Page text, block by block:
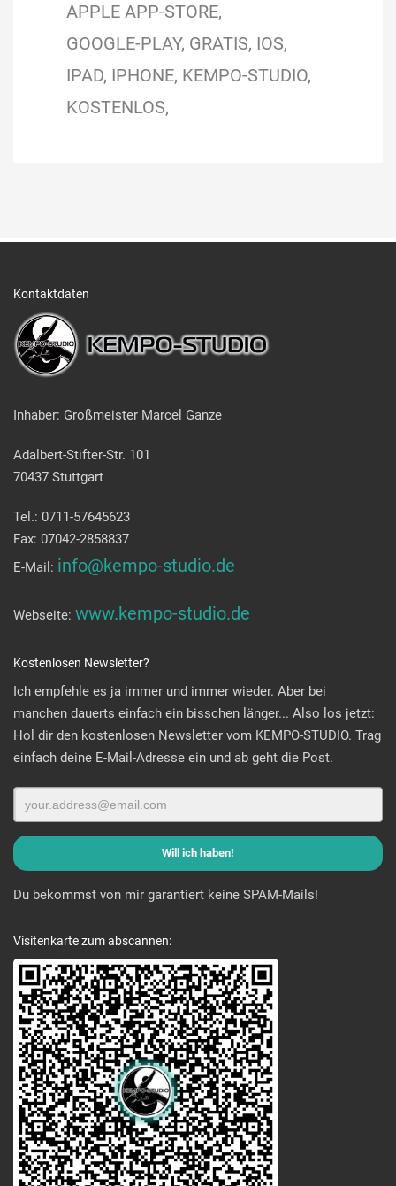
APPLE APP-STORE
GOOGLE-PLAY GRATIS IOS
IPAD IPHONE KEMPO-STUDIO
KOSTENLOS
Kontaktdaten
Inhaber: Großmeister Marcel Ganze
Adalbert-Stifter-Str. 101
70437 Stuttgart
Tel.: 0711-57645623
Fax: 07042-2858837
E-Mail: info@kempo-studio.de
Webseite: www.kempo-studio.de
Kostenlosen Newsletter?
Ich empfehle es ja immer und immer wieder. Aber bei
manchen dauerts einfach ein bisschen länger... Also los jetzt:
Hol dir den kostenlosen Newsletter vom KEMPO-STUDIO. Trag
einfach deine E-Mail-Adresse ein und ab geht die Post.
Du bekommst von mir garantiert keine SPAM-Mails!
Visitenkarte zum abscannen: